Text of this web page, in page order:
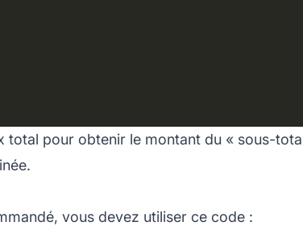
pour obtenir le montant du « sous-
vous devez utiliser ce code :